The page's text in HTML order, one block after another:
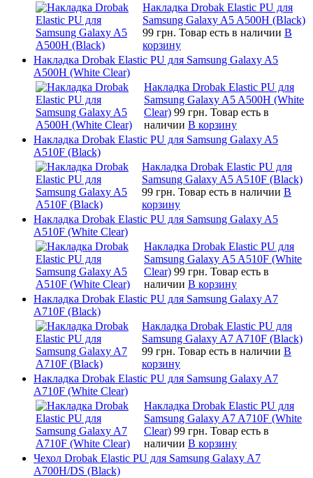
Накладка Drobak Elastic PU для
Samsung Galaxy A5 A500H (Black)
99 грн. Товар есть в наличии В
корзину
Накладка Drobak Elastic PU для Samsung Galaxy A5
A500H (White Clear)
Накладка Drobak Elastic PU для
Samsung Galaxy A5 A500H (White
Clear) 99 грн. Товар есть в
наличии В корзину
Накладка Drobak Elastic PU для Samsung Galaxy A5
A510F (Black)
Накладка Drobak Elastic PU для
Samsung Galaxy A5 A510F (Black)
99 грн. Товар есть в наличии В
корзину
Накладка Drobak Elastic PU для Samsung Galaxy A5
A510F (White Clear)
Накладка Drobak Elastic PU для
Samsung Galaxy A5 A510F (White
Clear) 99 грн. Товар есть в
наличии В корзину
Накладка Drobak Elastic PU для Samsung Galaxy A7
A710F (Black)
Накладка Drobak Elastic PU для
Samsung Galaxy A7 A710F (Black)
99 грн. Товар есть в наличии В
корзину
Накладка Drobak Elastic PU для Samsung Galaxy A7
A710F (White Clear)
Накладка Drobak Elastic PU для
Samsung Galaxy A7 A710F (White
Clear) 99 грн. Товар есть в
наличии В корзину
Чехол Drobak Elastic PU для Samsung Galaxy A7
A700H/DS (Black)